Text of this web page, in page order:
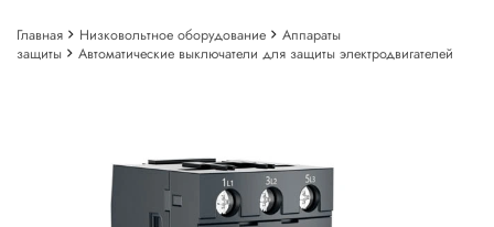
Главная Низковольтное оборудование
Аппараты
защиты
Автоматические выключатели для защиты электродвигателей